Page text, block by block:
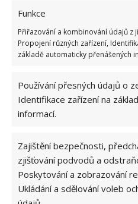
Funkce
Přiřazování a kombinování údajů z
Propojení různých zařízení,
základě automaticky přenášených
Používání přesných údajů o
Identifikace zařízení na
informací.
Zajištění bezpečnosti,
zjišťování podvodů a
Poskytování a zobrazování
Ukládání a sdělování volebHana